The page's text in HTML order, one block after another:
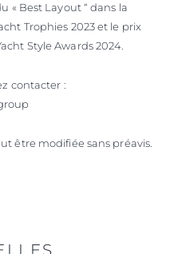
« Best Layout “ dans la
Trophies 2023 et le prix
Style Awards 2024.
contacter :
être modifiée sans préavis.